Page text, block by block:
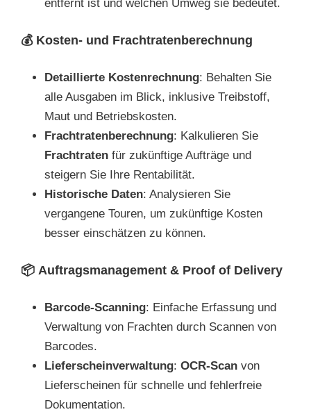
entfernt ist und welchen Umweg sie bedeutet.
💰 Kosten- und Frachtratenberechnung
Detaillierte Kostenrechnung: Behalten Sie
alle Ausgaben im Blick, inklusive Treibstoff,
Maut und Betriebskosten.
Frachtratenberechnung: Kalkulieren Sie
Frachtraten für zukünftige Aufträge und
steigern Sie Ihre Rentabilität.
Historische Daten: Analysieren Sie
vergangene Touren, um zukünftige Kosten
besser einschätzen zu können.
📦 Auftragsmanagement & Proof of Delivery
Barcode-Scanning: Einfache Erfassung und
Verwaltung von Frachten durch Scannen von
Barcodes.
Lieferscheinverwaltung: OCR-Scan von
Lieferscheinen für schnelle und fehlerfreie
Dokumentation.